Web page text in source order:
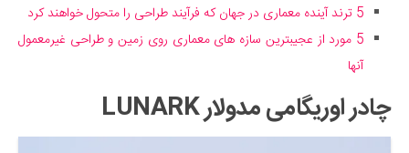
مراکز پزشکی و دارویی
فرهنگ و هنر
سینما و تئاتر
تلویزیون
موسیقی
5 ترند آینده معماری در جهان که فرآیند طراحی را متحول خواهند کرد
5 مورد از عجیبترین سازه های معماری روی زمین و طراحی غیرمعمول
آنها
چادر اوریگامی مدولار LUNARK